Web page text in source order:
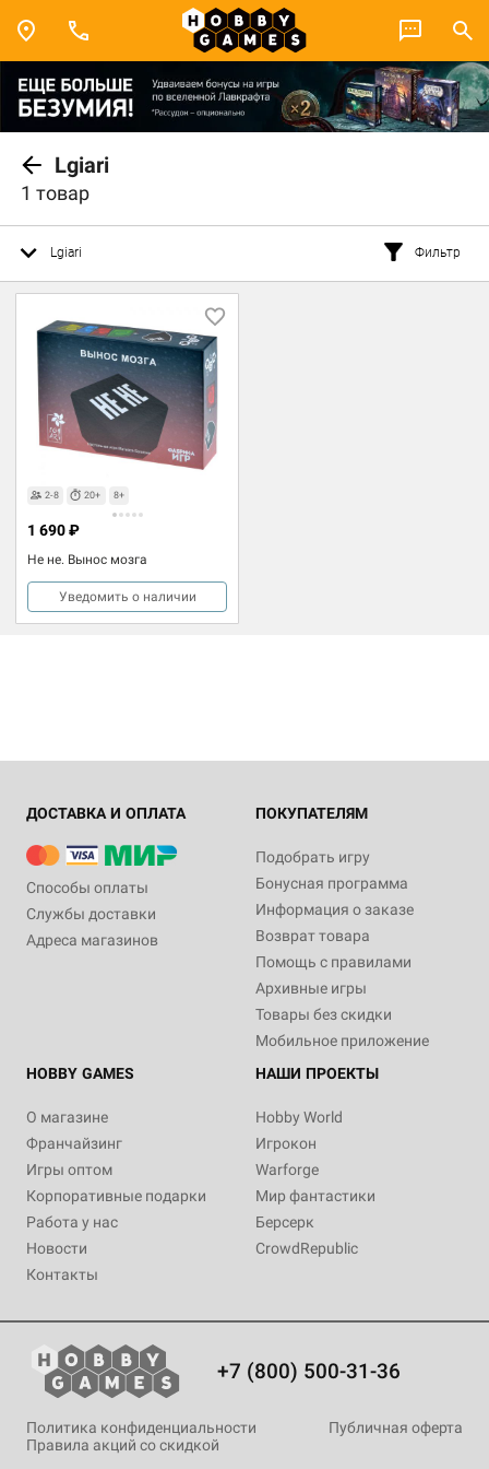
Lgiari
1 товар
Lgiari Фильтр
2-8 20+ 8+
Не не. Вынос мозга
1 690 ₽
Уведомить о наличии
ДОСТАВКА И ОПЛАТА
Способы оплаты
Службы доставки
Адреса магазинов
ПОКУПАТЕЛЯМ
Подобрать игру
Бонусная программа
Информация о заказе
Возврат товара
Помощь с правилами
Архивные игры
Товары без скидки
Мобильное приложение
HOBBY GAMES
О магазине
Франчайзинг
Игры оптом
Корпоративные подарки
Работа у нас
Новости
Контакты
НАШИ ПРОЕКТЫ
Hobby World
Игрокон
Warforge
Мир фантастики
Берсерк
CrowdRepublic
+7 (800) 500-31-36
Политика конфиденциальности
Публичная оферта
Правила акций со скидкой